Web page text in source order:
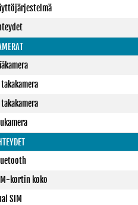
kortin koko
SIM